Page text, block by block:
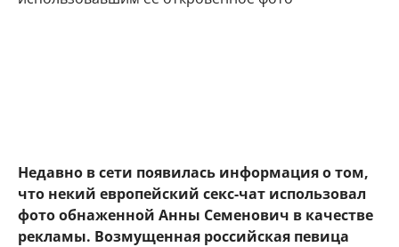
Недавно в сети появилась информация о том,
что некий европейский секс-чат использовал
фото обнаженной Анны Семенович в качестве
рекламы. Возмущенная российская певица